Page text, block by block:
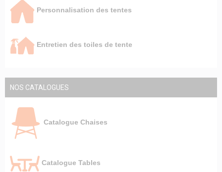
Personnalisation des tentes
Entretien des toiles de tente
NOS CATALOGUES
Catalogue Chaises
Catalogue Tables